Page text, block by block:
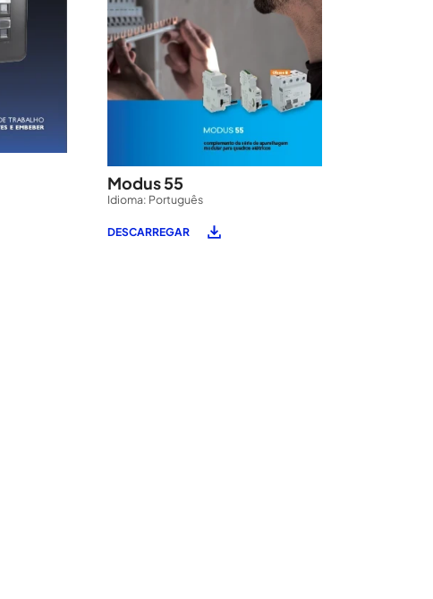
Modus 55
Idioma: Português
DESCARREGAR